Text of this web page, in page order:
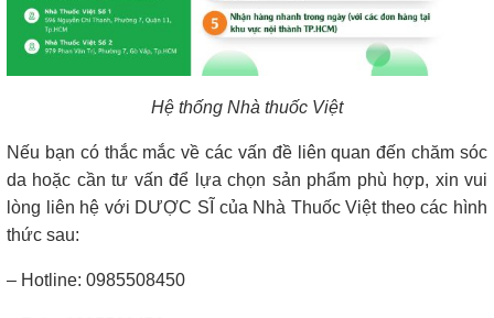
Hệ thống Nhà thuốc Việt
Nếu bạn có thắc mắc về các vấn đề liên quan đến chăm sóc
da hoặc cần tư vấn để lựa chọn sản phẩm phù hợp, xin vui
lòng liên hệ với DƯỢC SĨ của Nhà Thuốc Việt theo các hình
thức sau:
– Hotline: 0985508450